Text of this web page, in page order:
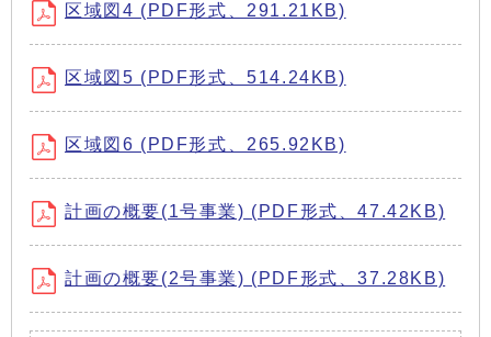
区域図4 (PDF形式、291.21KB)
区域図5 (PDF形式、514.24KB)
区域図6 (PDF形式、265.92KB)
計画の概要(1号事業) (PDF形式、47.42KB)
計画の概要(2号事業) (PDF形式、37.28KB)